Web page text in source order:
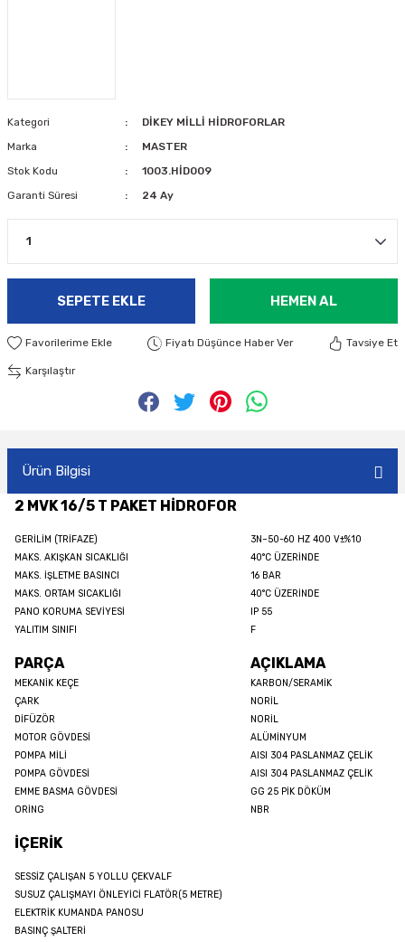
Kategori
DİKEY MİLLİ HİDROFORLAR
Marka
MASTER
Stok Kodu
1003.HİD009
Garanti Süresi
24 Ay
SEPETE EKLE HEMEN AL
Fiyatı Düşünce Haber Ver Tavsiye Et
Karşılaştır
Ürün Bilgisi
2 MVK 16/5 T PAKET HİDROFOR
GERİLİM (TRİFAZE)
3N~50-60 HZ 400 V±%10
MAKS. AKIŞKAN SICAKLIĞI
40°C ÜZERİNDE
MAKS. İŞLETME BASINCI
16 BAR
MAKS. ORTAM SICAKLIĞI
40°C ÜZERİNDE
PANO KORUMA SEVİYESİ
IP 55
YALITIM SINIFI
F
PARÇA AÇIKLAMA
MEKANİK KEÇE
KARBON/SERAMİK
ÇARK
NORİL
DİFÜZÖR
NORİL
MOTOR GÖVDESİ
ALÜMİNYUM
POMPA MİLİ
AISI 304 PASLANMAZ ÇELİK
POMPA GÖVDESİ
AISI 304 PASLANMAZ ÇELİK
EMME BASMA GÖVDESİ
GG 25 PİK DÖKÜM
ORİNG
NBR
İÇERİK
SESSİZ ÇALIŞAN 5 YOLLU ÇEKVALF
SUSUZ ÇALIŞMAYI ÖNLEYİCİ FLATÖR(5 METRE)
ELEKTRİK KUMANDA PANOSU
BASINÇ ŞALTERİ